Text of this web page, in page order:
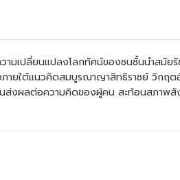
มเปลี่ยนแปลงโลกทัศน์ของชนชั้นนำสมัย
งภายใต้แนวคิดสมบูรณาญาสิทธิราชย์ วิก
ส่งผลต่อความคิดของผู้คน สะท้อนสภาพสั